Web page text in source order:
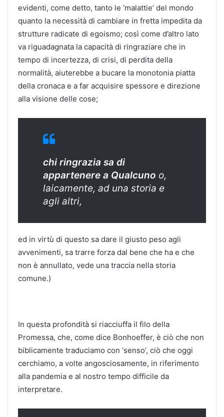
evidenti, come detto, tanto le ‘malattie’ del mondo
quanto la necessità di cambiare in fretta impedita da
strutture radicate di egoismo; così come d’altro lato
va riguadagnata la capacità di ringraziare che in
tempo di incertezza, di crisi, di perdita della
normalità, aiuterebbe a bucare la monotonia piatta
della cronaca e a far acquisire spessore e direzione
alla visione delle cose;
chi ringrazia sa di
appartenere a Qualcuno o,
laicamente, ad una storia e
agli altri,
ed in virtù di questo sa dare il giusto peso agli
avvenimenti, sa trarre forza dal bene che ha e che
non è annullato, vede una traccia nella storia
comune.)
In questa profondità si riacciuffa il filo della
Promessa, che, come dice Bonhoeffer, è ciò che non
biblicamente traduciamo con ‘senso’, ciò che oggi
cerchiamo, a volte angosciosamente, in riferimento
alla pandemia e al nostro tempo difficile da
interpretare.